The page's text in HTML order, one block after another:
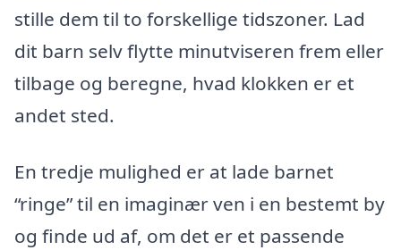
stille dem til to forskellige tidszoner. Lad
dit barn selv flytte minutviseren frem eller
tilbage og beregne, hvad klokken er et
andet sted.
En tredje mulighed er at lade barnet
“ringe” til en imaginær ven i en bestemt by
og finde ud af, om det er et passende